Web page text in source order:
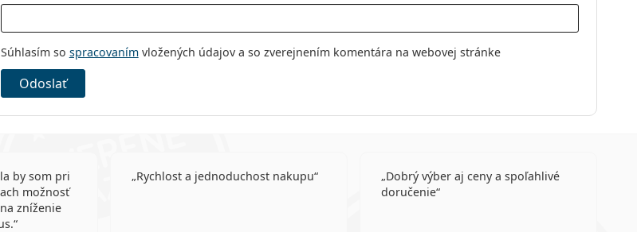
Súhlasím so spracovanímvložených údajov a so zverejnením komentára na webovej stránke
Odoslať
by som pri
možnosť
zníženie
Rychlost a jednoduchost nakupu
Dobrý výber aj ceny a spoľahlivé
doručenie